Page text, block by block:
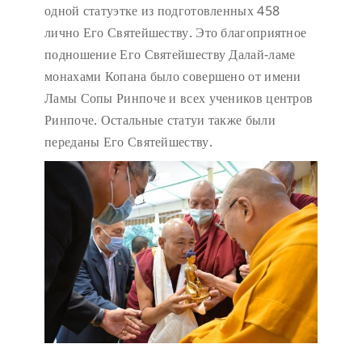
одной статуэтке из подготовленных 458
лично Его Святейшеству. Это благоприятное
подношение Его Святейшеству Далай-ламе
монахами Копана было совершено от имени
Ламы Сопы Ринпоче и всех учеников центров
Ринпоче. Остальные статуи также были
переданы Его Святейшеству.